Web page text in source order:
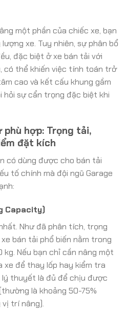
một phần của chiếc xe, bạn
xe. Tuy nhiên, sự phân bổ
đặc biệt ở xe bán tải với
có thể khiến việc tính toán trở
cao và kết cấu khung gầm
hỏi sự cẩn trọng đặc biệt khi
hợp: Trọng tải,
đặt kích
có dùng được cho bán tải
tố chính mà đội ngũ Garage
Capacity)
Như đã phân tích, trọng
bán tải phổ biến nằm trong
kg. Nếu bạn chỉ cần nâng một
xe để thay lốp hay kiểm tra
lý thuyết là đủ để chịu được
là khoảng 50-75%
trí nâng).